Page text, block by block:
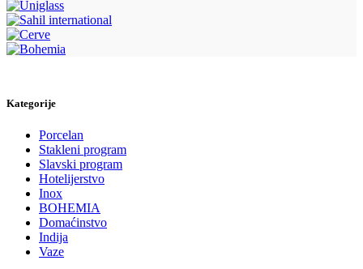
Kategorije
Porcelan
Stakleni program
Slavski program
Hotelijerstvo
Inox
BOHEMIA
Domaćinstvo
Indija
Vaze